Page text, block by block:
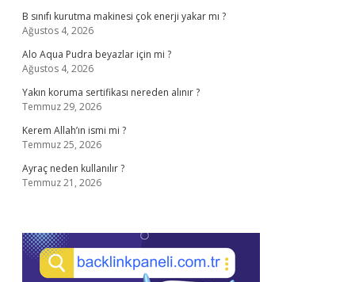
B sınıfı kurutma makinesi çok enerji yakar mı ?
Ağustos 4, 2026
Alo Aqua Pudra beyazlar için mi ?
Ağustos 4, 2026
Yakın koruma sertifikası nereden alınır ?
Temmuz 29, 2026
Kerem Allah’ın ismi mi ?
Temmuz 25, 2026
Ayraç neden kullanılır ?
Temmuz 21, 2026